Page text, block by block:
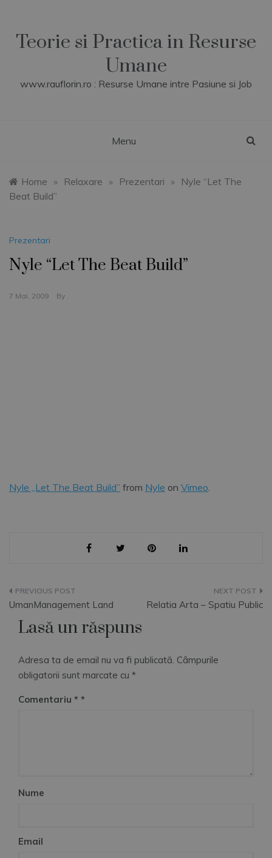
contentTeorie si Practica in Resurse
Umane
www.rauflorin.ro : Resurse Umane intre Pasiune si Job
Menu
Home » Relaxare » Prezentari »
Nyle “Let The
Beat Build”
Prezentari
Nyle “Let The Beat Build”
7 Mai, 2009 By .
Nyle „Let The Beat Build” from Nyle on Vimeo.
Navigare
în
UmanManagement Land Relatia Arta – Spatiu Public
Lasă un răspuns
Adresa ta de email nu va fi publicată. Câmpurile
obligatorii sunt marcate cu *
Comentariu *
Nume
Email